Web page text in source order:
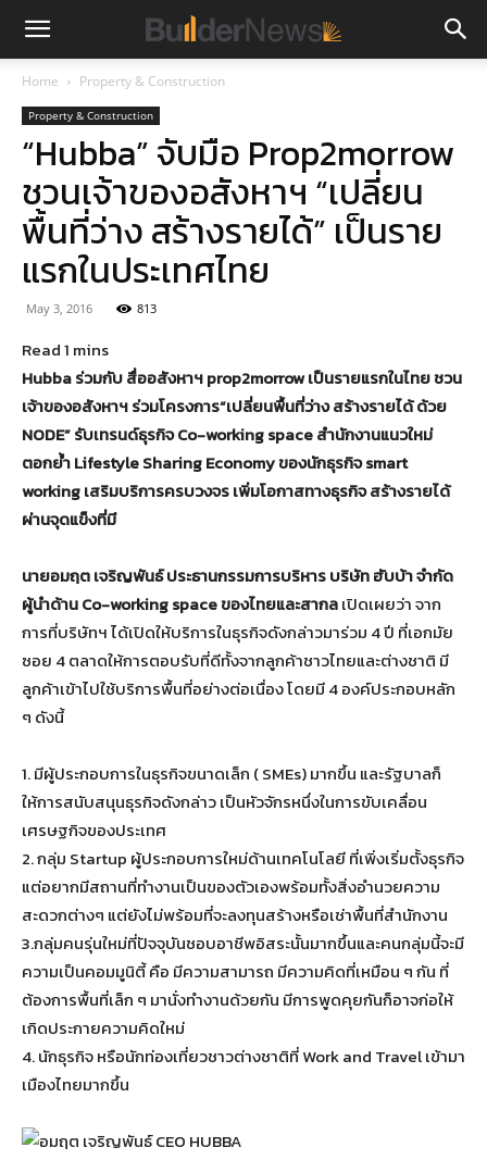
Home Property & Construction
Property & Construction
“Hubba” จับมือ Prop2morrow
ชวนเจ้าของอสังหาฯ “เปลี่ยน
พื้นที่ว่าง สร้างรายได้” เป็นราย
แรกในประเทศไทย
May 3, 2016 813
Hubba ร่วมกับ สื่ออสังหาฯ prop2morrow เป็นรายแรกในไทย ชวน
เจ้าของอสังหาฯ ร่วมโครงการ“เปลี่ยนพื้นที่ว่าง สร้างรายได้ ด้วย
NODE” รับเทรนด์ธุรกิจ Co-working space สำนักงานแนวใหม่
ตอกย้ำ Lifestyle Sharing Economy ของนักธุรกิจ smart
working เสริมบริการครบวงจร เพิ่มโอกาสทางธุรกิจ สร้างรายได้
ผ่านจุดแข็งที่มี
นายอมฤต เจริญพันธ์ ประธานกรรมการบริหาร บริษัท ฮับบ้า จำกัด
ผู้นำด้าน Co-working space ของไทยและสากลเปิดเผยว่า จาก
การที่บริษัทฯ ได้เปิดให้บริการในธุรกิจดังกล่าวมาร่วม 4 ปี ที่เอกมัย
ซอย 4 ตลาดให้การตอบรับที่ดีทั้งจากลูกค้าชาวไทยและต่างชาติ มี
ลูกค้าเข้าไปใช้บริการพื้นที่อย่างต่อเนื่อง โดยมี 4 องค์ประกอบหลัก
ๆ ดังนี้
1. มีผู้ประกอบการในธุรกิจขนาดเล็ก ( SMEs) มากขึ้น และรัฐบาลก็
ให้การสนับสนุนธุรกิจดังกล่าว เป็นหัวจักรหนึ่งในการขับเคลื่อน
เศรษฐกิจของประเทศ
2. กลุ่ม Startup ผู้ประกอบการใหม่ด้านเทคโนโลยี ที่เพิ่งเริ่มตั้งธุรกิจ
แต่อยากมีสถานที่ทำงานเป็นของตัวเองพร้อมทั้งสิ่งอำนวยความ
สะดวกต่างๆ แต่ยังไม่พร้อมที่จะลงทุนสร้างหรือเช่าพื้นที่สำนักงาน
3.กลุ่มคนรุ่นใหม่ที่ปัจจุบันชอบอาชีพอิสระนั้นมากขึ้นและคนกลุ่มนี้จะมี
ความเป็นคอมมูนิตี้ คือ มีความสามารถ มีความคิดที่เหมือน ๆ กัน ที่
ต้องการพื้นที่เล็ก ๆ มานั่งทำงานด้วยกัน มีการพูดคุยกันก็อาจก่อให้
เกิดประกายความคิดใหม่
4. นักธุรกิจ หรือนักท่องเที่ยวชาวต่างชาติที่ Work and Travel เข้ามา
เมืองไทยมากขึ้น